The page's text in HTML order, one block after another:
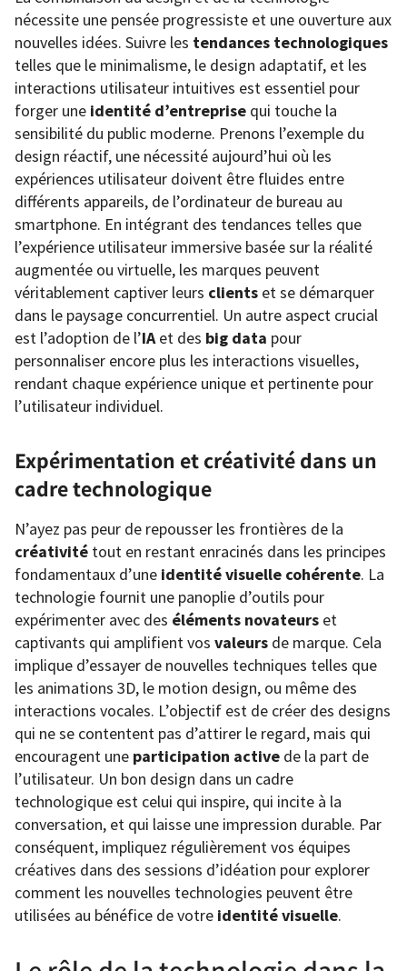
nécessite une pensée progressiste et une ouverture aux
nouvelles idées. Suivre les tendances technologiques
telles que le minimalisme, le design adaptatif, et les
interactions utilisateur intuitives est essentiel pour
forger une identité d’entreprise qui touche la
sensibilité du public moderne. Prenons l’exemple du
design réactif, une nécessité aujourd’hui où les
expériences utilisateur doivent être fluides entre
différents appareils, de l’ordinateur de bureau au
smartphone. En intégrant des tendances telles que
l’expérience utilisateur immersive basée sur la réalité
augmentée ou virtuelle, les marques peuvent
véritablement captiver leurs clients et se démarquer
dans le paysage concurrentiel. Un autre aspect crucial
est l’adoption de l’IAet des big data pour
personnaliser encore plus les interactions visuelles,
rendant chaque expérience unique et pertinente pour
l’utilisateur individuel.
Expérimentation et créativité dans un
cadre technologique
N’ayez pas peur de repousser les frontières de la
créativité tout en restant enracinés dans les principes
fondamentaux d’une identité visuelle cohérente. La
technologie fournit une panoplie d’outils pour
expérimenter avec des éléments novateurs et
captivants qui amplifient vos valeurs de marque. Cela
implique d’essayer de nouvelles techniques telles que
les animations 3D, le motion design, ou même des
interactions vocales. L’objectif est de créer des designs
qui ne se contentent pas d’attirer le regard, mais qui
encouragent une participation active de la part de
l’utilisateur. Un bon design dans un cadre
technologique est celui qui inspire, qui incite à la
conversation, et qui laisse une impression durable. Par
conséquent, impliquez régulièrement vos équipes
créatives dans des sessions d’idéation pour explorer
comment les nouvelles technologies peuvent être
utilisées au bénéfice de votre identité visuelle.